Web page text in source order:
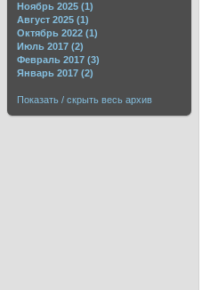
Ноябрь 2025 (1)
Август 2025 (1)
Октябрь 2022 (1)
Июль 2017 (2)
Февраль 2017 (3)
Январь 2017 (2)
Показать / скрыть весь архив